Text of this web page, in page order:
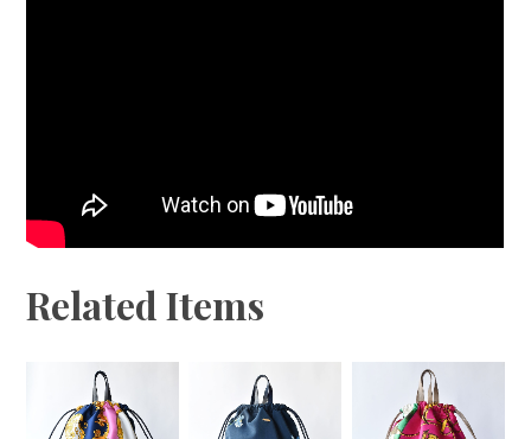
Related Items